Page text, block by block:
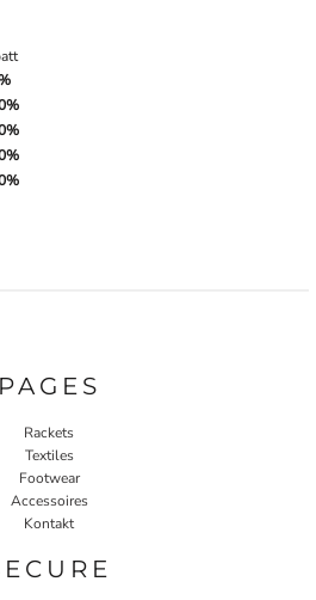
PAGES
Rackets
Textiles
Footwear
Accessoires
Kontakt